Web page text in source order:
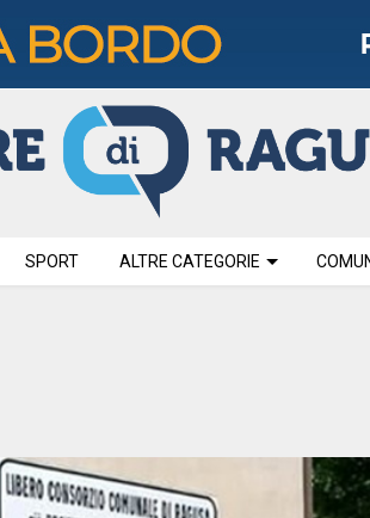
SPORT ALTRE CATEGORIE